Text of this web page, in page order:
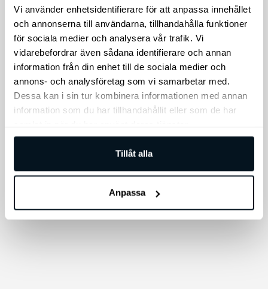
Vi använder enhetsidentifierare för att anpassa innehållet
och annonserna till användarna, tillhandahålla funktioner
för sociala medier och analysera vår trafik. Vi
vidarebefordrar även sådana identifierare och annan
information från din enhet till de sociala medier och
annons- och analysföretag som vi samarbetar med.
Dessa kan i sin tur kombinera informationen med annan
information som du har tillhandahållit eller som de har
Tillåt alla
Anpassa
Kia PV5 Lasthållare
aluminium – Thule
ProBar Evo 1-pack
Thule ProBar 1-pack
3.356kr
Kia Original
Vinterhjul PV5 16″
(däck+fälg+tpms)
Vinterhjul Original Kia PV5
16″ alu
19.900kr–23.900kr
varianter.
De
olika
alternativen
kan
väljas
på